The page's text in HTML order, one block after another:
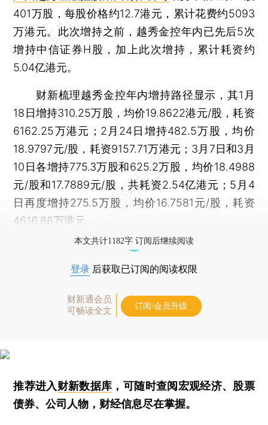
401万股，每股价格约12.7港元，累计花费约5093
万港元。此次增持之前，越秀金控年内已先后5次
增持中信证券H股，加上此次增持，累计耗资约
5.04亿港元。
财新梳理越秀金控年内增持路径显示，其1月
18日增持310.25万股，均价19.8622港元/股，耗资
6162.25万港元；2月24日增持482.5万股，均价
18.9797元/股，耗资9157.71万港元；3月7日和3月
10日各增持775.3万股和625.2万股，均价18.4988
元/股和17.7889元/股，共耗资2.54亿港元；5月4
日再度增持275.5万股，均价16.7581元/股，耗资
4616.86万港元。
本文共计1182字 订阅后继续阅读
登录 后获取已订阅的阅读权限
财新通会员
可畅读全文
订阅/会员升级
推荐进入财新数据库 ，可随时查阅宏观经济、股票
债券、公司人物，财经信息尽在掌握。